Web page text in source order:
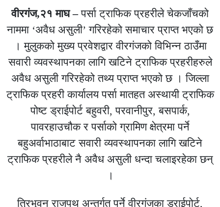
वीरगंज,२१ माघ –पर्सा ट्राफिक प्रहरीले चेकजाँचको
नाममा ‘अवैध असुली’ गरिरहेको समाचार प्राप्त भएको छ
। मुलुकको मुख्य प्रवेशद्वार वीरगंजको विभिन्न ठाउँमा
सवारी व्यवस्थापनका लागि खटिने ट्राफिक प्रहरीहरुले
अवैध असुली गरिरहेको तथ्य प्राप्त भएको छ । जिल्ला
ट्राफिक प्रहरी कार्यालय पर्सा मातहत अस्थायी ट्राफिक
पोष्ट ड्राईपोर्ट बहुवरी, परवानीपुर, बसपार्क,
पावरहाउचौक र पर्साको ग्रामिण क्षेत्रमा पर्ने
बहुअर्वाभाठाबाट सवारी व्यवस्थापनका लागि खटिने
ट्राफिक प्रहरीले नै अवैध असुली धन्दा चलाइरहेका छन्
।
त्रिभुवन राजपथ अन्तर्गत पर्ने वीरगंजका ड्राईपोर्ट,